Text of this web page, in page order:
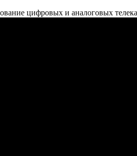
цифровых и аналоговых